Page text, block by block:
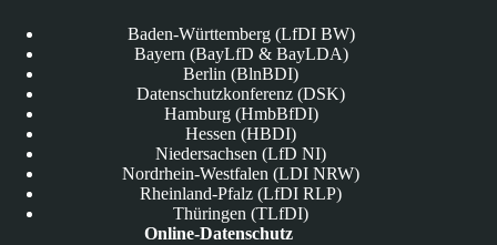
Baden-Württemberg (LfDI BW)
Bayern (BayLfD & BayLDA)
Berlin (BlnBDI)
Datenschutzkonferenz (DSK)
Hamburg (HmbBfDI)
Hessen (HBDI)
Niedersachsen (LfD NI)
Nordrhein-Westfalen (LDI NRW)
Rheinland-Pfalz (LfDI RLP)
Thüringen (TLfDI)
Online-Datenschutz